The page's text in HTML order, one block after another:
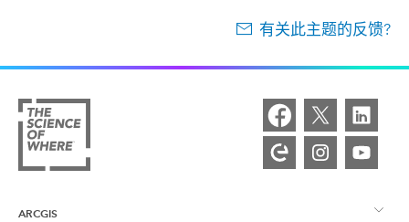
有关此主题的反馈?
ARCGIS